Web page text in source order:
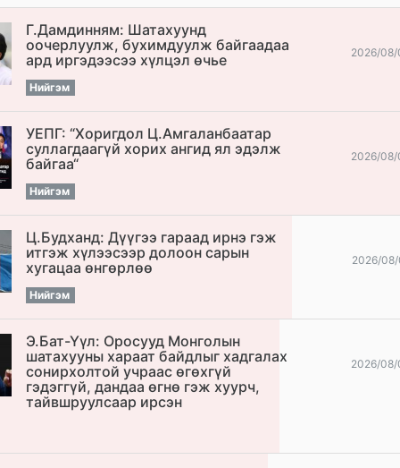
Г.Дамдинням: Шатахуунд
оочерлуулж, бухимдуулж байгаадаа
ард иргэдээсээ хүлцэл өчье
Нийгэм
2026/08/
УЕПГ: “Хоригдол Ц.Амгаланбаатар
cуллагдаагүй хорих ангид ял эдэлж
байгаа“
Нийгэм
2026/08/
Ц.Будханд: Дүүгээ гараад ирнэ гэж
итгэж хүлээсээр долоон сарын
хугацаа өнгөрлөө
Нийгэм
2026/
Э.Бат-Үүл: Оросууд Монголын
шатахууны хараат байдлыг хадгалах
сонирхолтой учраас өгөхгүй
гэдэггүй, дандаа өгнө гэж хуурч,
тайвшруулсаар ирсэн
2026/08/